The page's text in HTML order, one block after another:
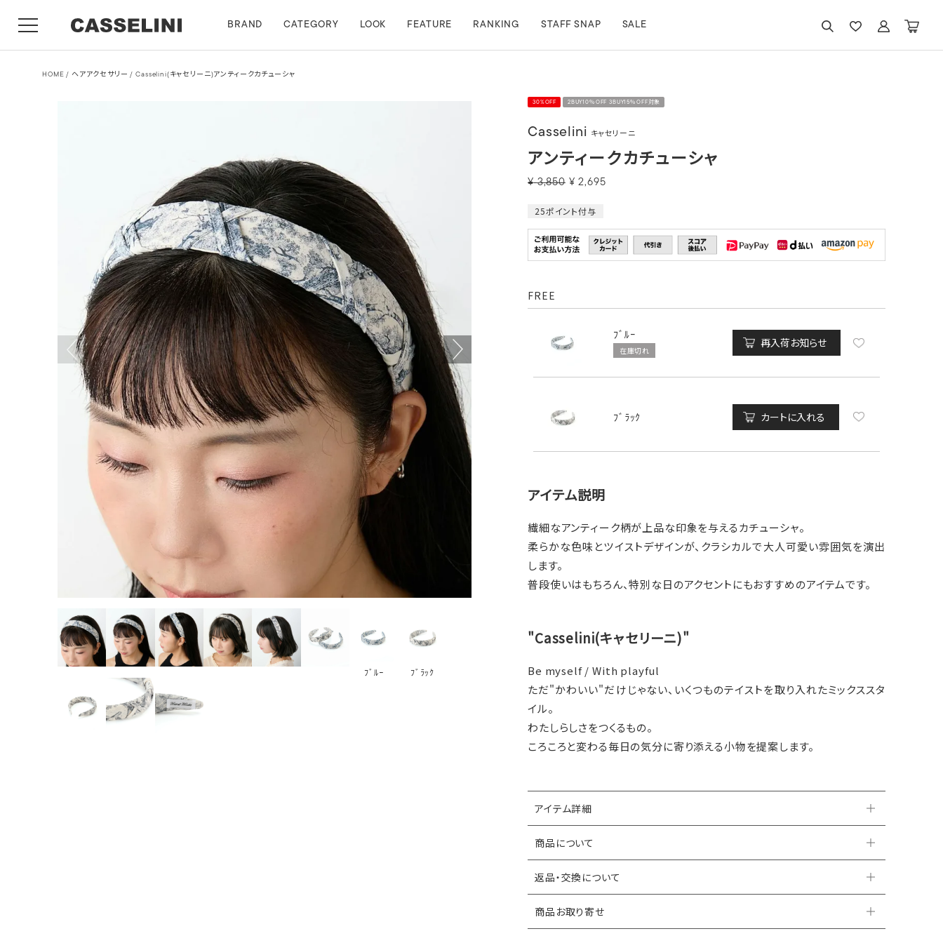
BRAND CATEGORY LOOK FEATURE RANKING STAFF SNAP SALE
HOME ヘアアクセサリー Casselini(キャセリーニ)アンティークカチューシャ
ﾌﾞﾙｰ ﾌﾞﾗｯｸ
30%OFF 2BUY10％OFF 3BUY15％OFF対象
Casselini キャセリーニ
アンティークカチューシャ
¥ 3,850 ¥ 2,695
25ポイント付与
FREE
ﾌﾞﾙｰ
在庫切れ
再入荷お知らせ
ﾌﾞﾗｯｸ カートに入れる
アイテム説明
繊細なアンティーク柄が上品な印象を与えるカチューシャ。
柔らかな色味とツイストデザインが、クラシカルで大人可愛い雰囲気を演出
します。
普段使いはもちろん、特別な日のアクセントにもおすすめのアイテムです。
"Casselini(キャセリーニ)"
Be myself / With playful
ただ"かわいい"だけじゃない、いくつものテイストを取り入れたミックススタ
イル。
わたしらしさをつくるもの。
ころころと変わる毎日の気分に寄り添える小物を提案します。
アイテム詳細
商品について
返品・交換について
商品お取り寄せ